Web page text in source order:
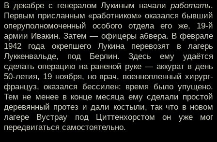
В декабре с генералом Лукиным начали работать.
Первым присланным «работником» оказался бывший
оперуполномоченный особого отдела его же, 19-й
армии Ивакин. Затем — офицеры абвера. В феврале
1942 года окрепшего Лукина перевозят в лагерь
Луккенвальде, под Берлин. Здесь ему удаётся
сделать операцию на раненой руке — аккурат в день
50-летия, 19 ноября, но врач, военнопленный хирург-
француз, оказался бессилен: время было упущено.
Тем не менее в конце месяца ему сделали простой
деревянный протез и дали костыли, так что в новом
лагере Вустрау под Циттенхорстом он уже мог
передвигаться самостоятельно.